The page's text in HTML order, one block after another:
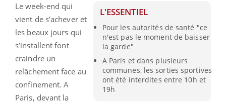
L'ESSENTIEL
Pour les autorités de santé "ce
n'est pas le moment de baisser
la garde"
A Paris et dans plusieurs
communes, les sorties sportives
ont été interdites entre 10h et
19h
Le week-end qui
vient de s’achever et
les beaux jours qui
s’installent font
craindre un
relâchement face au
confinement. A
Paris, devant la